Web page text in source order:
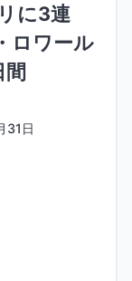
に3連
ロワール
31日